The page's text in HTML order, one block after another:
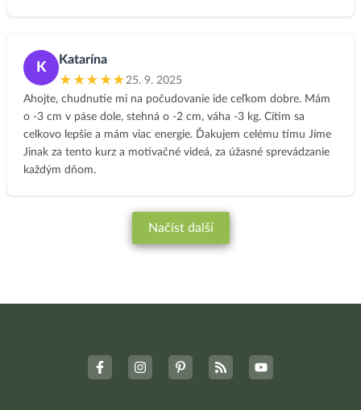
K
Katarína
★★★★★25. 9. 2025
Ahojte, chudnutie mi na počudovanie ide ceľkom dobre. Mám
o -3 cm v páse dole, stehná o -2 cm, váha -3 kg. Cítim sa
celkovo lepšie a mám viac energie. Ďakujem celému tímu Jíme
Jinak za tento kurz a motivačné videá, za úžasné sprevádzanie
každým dňom.
Načíst další